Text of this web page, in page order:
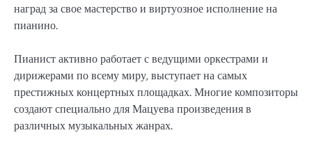
наград за свое мастерство и виртуозное исполнение на
пианино.
Пианист активно работает с ведущими оркестрами и
дирижерами по всему миру, выступает на самых
престижных концертных площадках. Многие композиторы
создают специально для Мацуева произведения в
различных музыкальных жанрах.